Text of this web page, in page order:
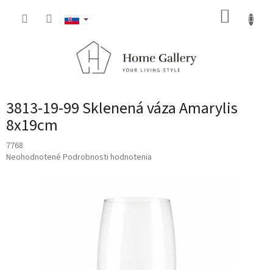
3813-19-99 Sklenená váza Amarylis
8x19cm
7768
Priemerné
Neohodnotené Podrobnosti hodnotenia